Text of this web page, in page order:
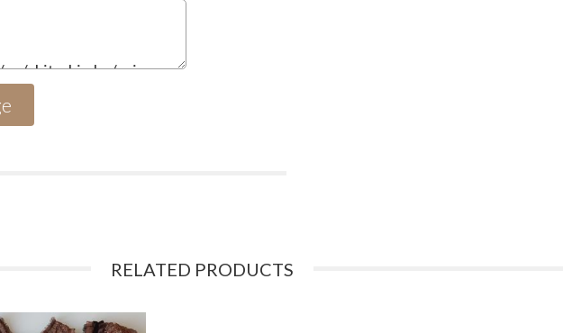
RELATED PRODUCTS